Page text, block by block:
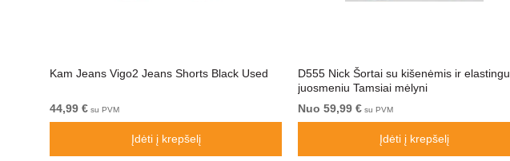
Kam Jeans Vigo2 Jeans Shorts Black Used
44,99 € su PVM
Įdėti į krepšelį
D555 Nick Šortai su kišenėmis ir elastingu
juosmeniu Tamsiai mėlyni
Nuo 59,99 € su PVM
Įdėti į krepšelį